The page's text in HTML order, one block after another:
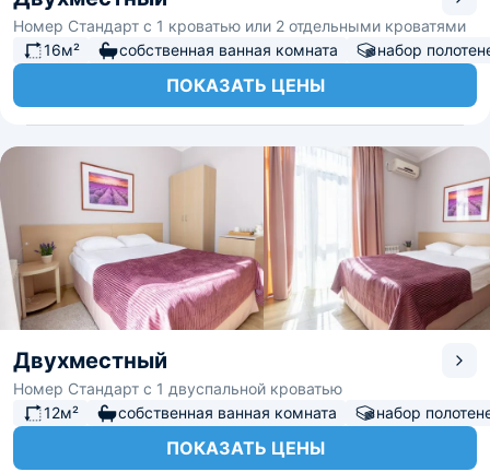
Номер Стандарт с 1 кроватью или 2 отдельными кроватями
16м²
собственная ванная комната набор
ПОКАЗАТЬ ЦЕНЫ
Двухместный
Номер Стандарт с 1 двуспальной кроватью
12м²
собственная ванная комната набор
ПОКАЗАТЬ ЦЕНЫ